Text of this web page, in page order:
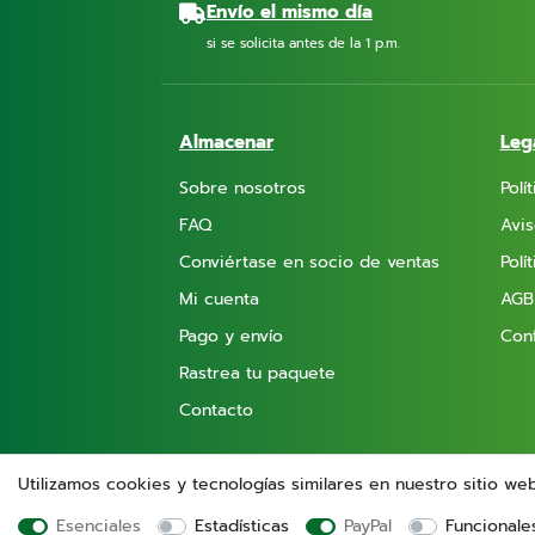
Envío el mismo día
si se solicita antes de la 1 p.m.
Almacenar
Sobre nosotros
FAQ
Conviértase en socio de ventas
Mi cuenta
Pago y envío
Rastrea tu paquete
Contacto
AGB
Utilizamos cookies y tecnologías similares en nuestro sitio
Esenciales
Estadísticas PayPal